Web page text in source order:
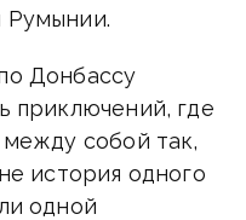
Румынии.
Донбассу
приключений, где
собой так,
история одного
одной